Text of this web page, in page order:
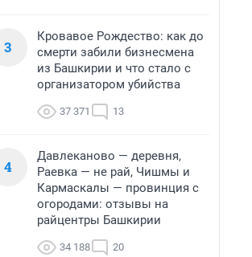
3
Кровавое Рождество: как до
смерти забили бизнесмена
из Башкирии и что стало с
организатором убийства
37 371 13
4
Давлеканово — деревня,
Раевка — не рай, Чишмы и
Кармаскалы — провинция с
огородами: отзывы на
райцентры Башкирии
34 188 20